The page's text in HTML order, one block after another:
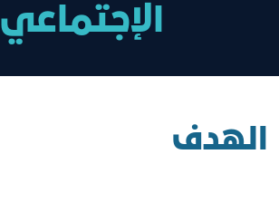
الإجتماعي
الهدف